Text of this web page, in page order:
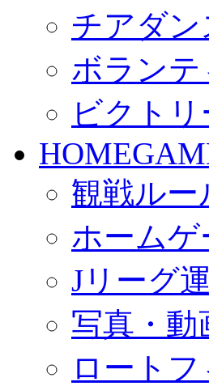
チアダ
ボランテ
ビクト
観戦ルー
ホームゲ
Jリーグ
写真・
ロート